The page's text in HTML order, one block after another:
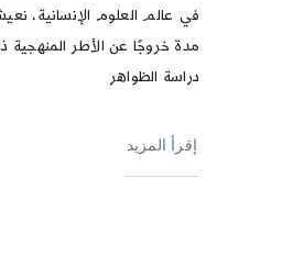
في عالم العلوم الإنسانية،
مدة خروجًا عن الأطر المنهجية
دراسة الظواهر
إقرأ المزيد